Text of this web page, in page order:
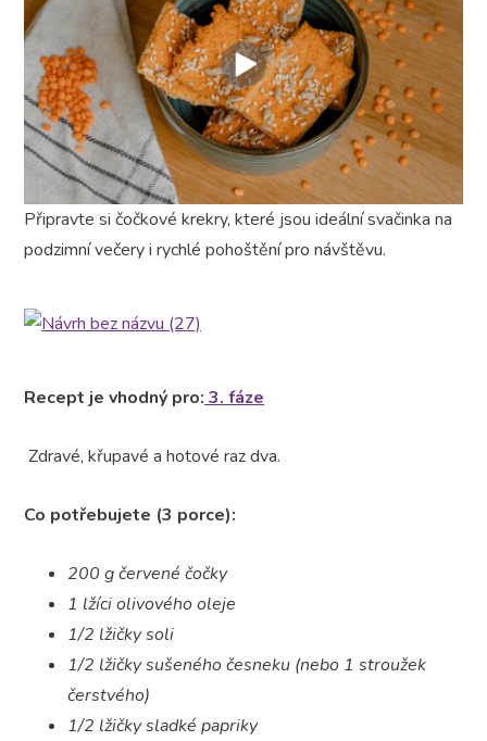
Připravte si čočkové krekry, které jsou ideální svačinka na
podzimní večery i rychlé pohoštění pro návštěvu.
Recept je vhodný pro: 3. fáze
Zdravé, křupavé a hotové raz dva.
Co potřebujete (3 porce):
200 g červené čočky
1 lžíci olivového oleje
1/2 lžičky soli
1/2 lžičky sušeného česneku (nebo 1 stroužek
čerstvého)
1/2 lžičky sladké papriky